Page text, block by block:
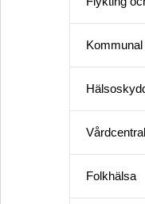
Folkhälsa